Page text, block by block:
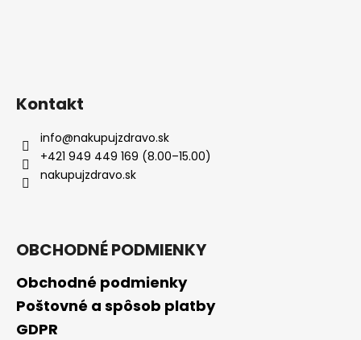
Kontakt
info@nakupujzdravo.sk
+421 949 449 169 (8.00–15.00)
nakupujzdravo.sk
OBCHODNÉ PODMIENKY
Obchodné podmienky
Poštovné a spôsob platby
GDPR